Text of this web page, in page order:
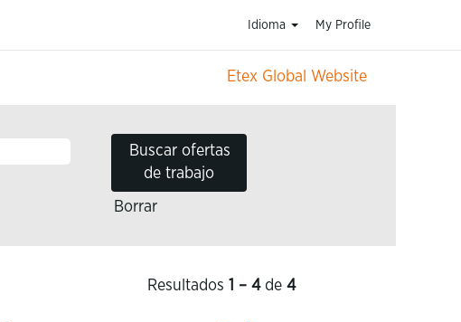
Idioma My Profile
Etex Global Website
Borrar
Resultados 1 – 4de 4